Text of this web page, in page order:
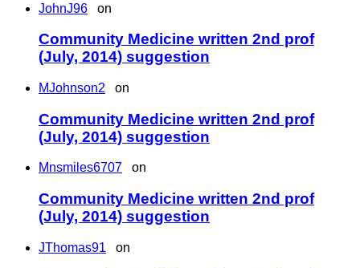
JohnJ96 on
Community Medicine written 2nd prof
(July, 2014) suggestion
MJohnson2 on
Community Medicine written 2nd prof
(July, 2014) suggestion
Mnsmiles6707 on
Community Medicine written 2nd prof
(July, 2014) suggestion
JThomas91 on